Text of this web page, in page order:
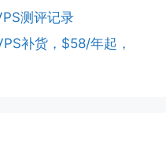
测评记录
补货，$58/年起，